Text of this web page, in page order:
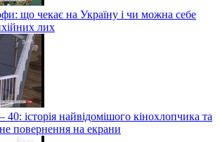
що чекає на Україну і чи можна себе
лих
історія найвідомішого кінохлопчика та
повернення на екрани